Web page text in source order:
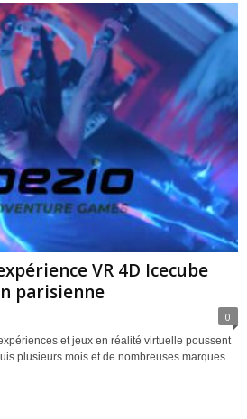
VR 4D Icecube
parisienne
0
et jeux en réalité virtuelle poussent
plusieurs mois et de nombreuses marques